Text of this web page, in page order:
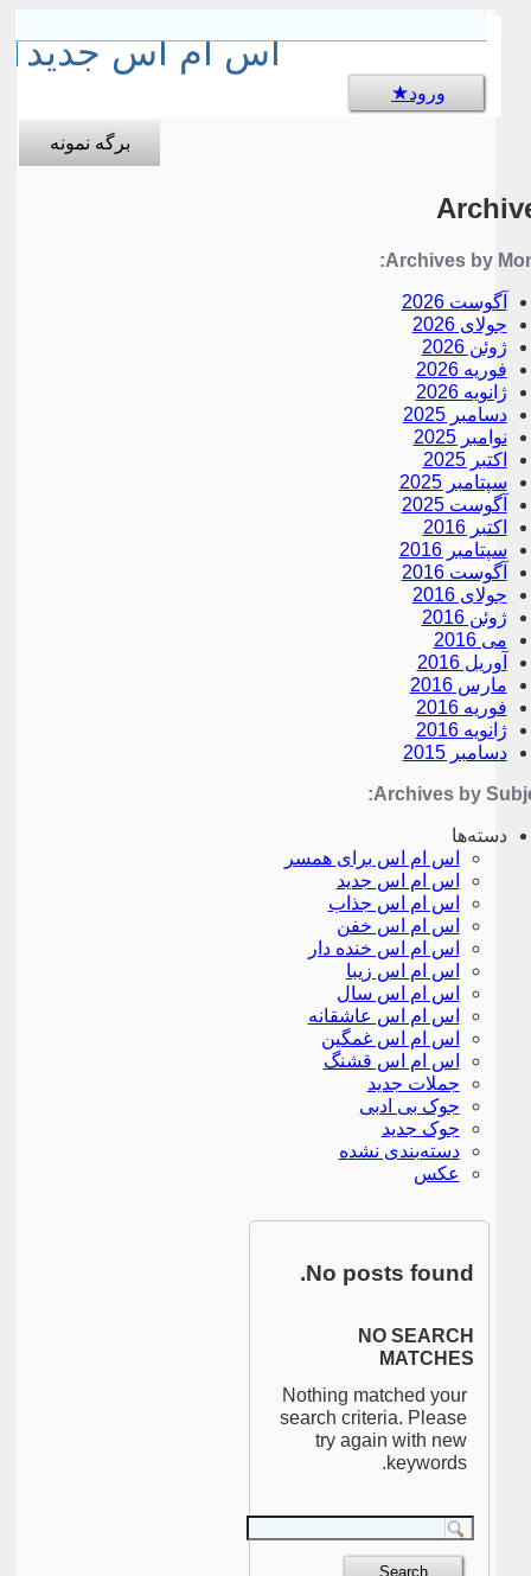
اس ام اس جدید
ورود
برگه نمونه
Archives by
آگوست 2026
جولای 2026
ژوئن 2026
فوریه 2026
ژانویه 2026
دسامبر 2025
نوامبر 2025
اکتبر 2025
سپتامبر 2025
آگوست 2025
اکتبر 2016
سپتامبر 2016
آگوست 2016
جولای 2016
ژوئن 2016
می 2016
آوریل 2016
مارس 2016
فوریه 2016
ژانویه 2016
دسامبر 2015
Archives by
دسته‌ها
اس ام اس برای همسر
اس ام اس جدید
اس ام اس جذاب
اس ام اس خفن
اس ام اس خنده دار
اس ام اس زیبا
اس ام اس سال
اس ام اس عاشقانه
اس ام اس غمگین
اس ام اس قشنگ
جملات جدید
جوک بی ادبی
جوک جدید
دسته‌بندی نشده
عکس
No posts found.
NO SEARCH
MATCHES
Nothing matched your
search criteria. Please
try again with new
keywords.